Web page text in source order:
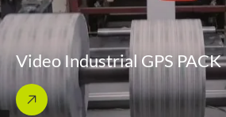
Video Industrial GPS PACK